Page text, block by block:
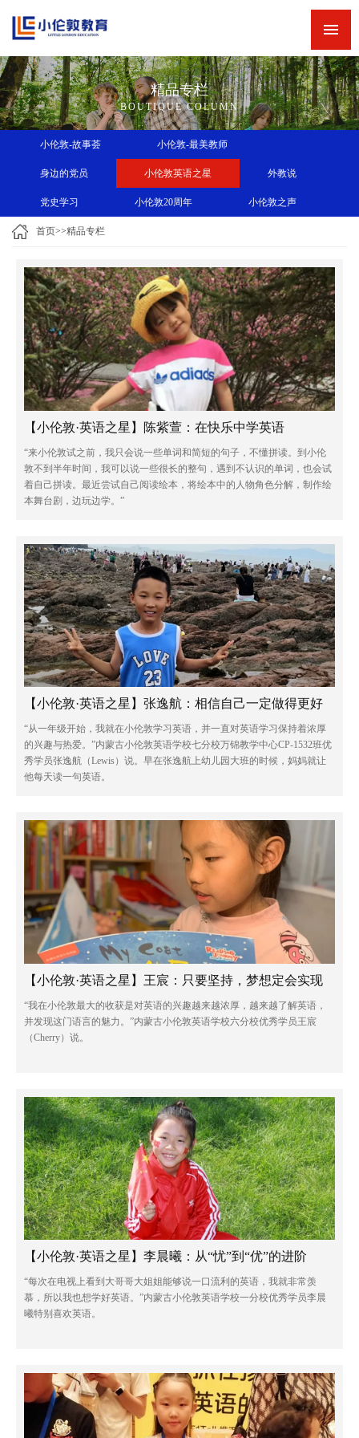
新闻中心
精品专栏
精品课程
英语角
诚聘英才
联系我们
小伦敦教学四大优势
精品专栏
BOUTIQUE COLUMN
小伦敦-故事荟 小伦敦-最美教师
身边的党员 小伦敦英语之星 外教说
党史学习 小伦敦20周年 小伦敦之声
首页>>精品专栏
【小伦敦·英语之星】陈紫萱：在快乐中学英语
“来小伦敦试之前，我只会说一些单词和简短的句子，不懂拼读。到小伦
敦不到半年时间，我可以说一些很长的整句，遇到不认识的单词，也会试
着自己拼读。最近尝试自己阅读绘本，将绘本中的人物角色分解，制作绘
本舞台剧，边玩边学。”
【小伦敦·英语之星】张逸航：相信自己一定做得更好
“从一年级开始，我就在小伦敦学习英语，并一直对英语学习保持着浓厚
的兴趣与热爱。”内蒙古小伦敦英语学校七分校万锦教学中心CP-1532班优
秀学员张逸航（Lewis）说。早在张逸航上幼儿园大班的时候，妈妈就让
他每天读一句英语。
【小伦敦·英语之星】王宸：只要坚持，梦想定会实现
“我在小伦敦最大的收获是对英语的兴趣越来越浓厚，越来越了解英语，
并发现这门语言的魅力。”内蒙古小伦敦英语学校六分校优秀学员王宸
（Cherry）说。
【小伦敦·英语之星】李晨曦：从“忧”到“优”的进阶
“每次在电视上看到大哥哥大姐姐能够说一口流利的英语，我就非常羡
慕，所以我也想学好英语。”内蒙古小伦敦英语学校一分校优秀学员李晨
曦特别喜欢英语。